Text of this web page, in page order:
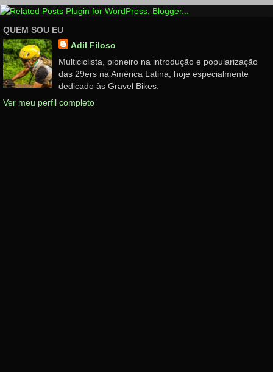
QUEM SOU EU
Adil Filoso
Multiciclista, pioneiro na introdução e popularização
das 29ers na América Latina, hoje especialmente
dedicado às Gravel Bikes.
Ver meu perfil completo